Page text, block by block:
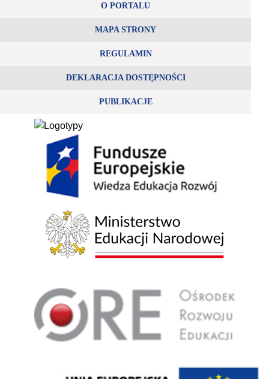
O PORTALU
MAPA STRONY
REGULAMIN
DEKLARACJA DOSTĘPNOŚCI
PUBLIKACJE